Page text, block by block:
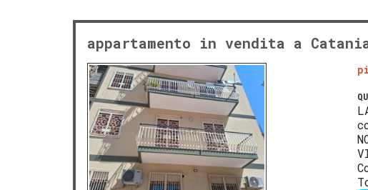
appartamento in vendita a